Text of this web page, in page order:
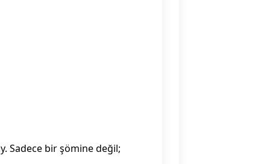
Sadece bir şömine değil;